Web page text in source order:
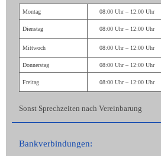
Montag 08:00 Uhr – 12:00 Uhr
Dienstag 08:00 Uhr – 12:00 Uhr
Mittwoch 08:00 Uhr – 12:00 Uhr
Donnerstag 08:00 Uhr – 12:00 Uhr
Freitag 08:00 Uhr – 12:00 Uhr
Sonst Sprechzeiten nach Vereinbarung
Bankverbindungen: